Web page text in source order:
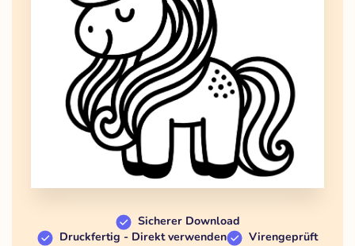
Sicherer Download
Druckfertig - Direkt verwenden
Virengeprüft